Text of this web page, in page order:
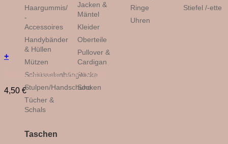
Haargummis/
-
Accessoires
Handybänder
& Hüllen
Mützen
Schlüsselanhänger
Stulpen/Handschuhe
Tücher &
Schals
Jacken &
Mäntel
Kleider
Oberteile
Pullover &
Cardigan
Röcke
Socken
Ringe
Uhren
Stiefel /-ette
Taschen
+
Räder Serviette „Stammgast“
4,50 €